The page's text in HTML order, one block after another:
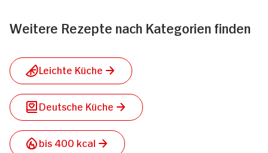
Weitere Rezepte nach Kategorien finden
Leichte Küche
Deutsche Küche
bis 400 kcal